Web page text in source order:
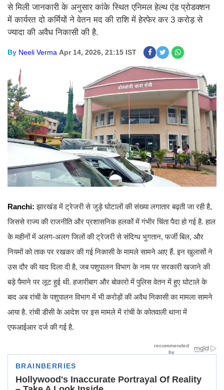
से मिली जानकारी के अनुसार कांके स्थित एनिमल हेल्थ एंड प्रोडक्शन
में कार्यरत दो कर्मियों ने वेतन मद की राशि में हेरफेर कर 3 करोड़ से
ज्यादा की अवैध निकासी की है.
By Neeli Verma Apr 14, 2026, 21:15 IST
Ranchi:झारखंड में ट्रेजरी से जुड़े घोटालों की संख्या लगातार बढ़ती जा रही है,
जिससे राज्य की राजनीति और प्रशासनिक हलकों में गंभीर चिंता पैदा हो गई है. हाल
के महीनों में अलग-अलग जिलों की ट्रेजरी से संदिग्ध भुगतान, फर्जी बिल, और
नियमों को ताक पर रखकर की गई निकासी के मामले सामने आए हैं. इन खुलासों ने
उस दौर की याद दिला दी है, जब पशुपालन विभाग के नाम पर सरकारी खजाने की
बड़े पैमाने पर लूट हुई थी. हजारीबाग और बोकारो में पुलिस वेतन में हुए घोटाले के
बाद अब रांची के पशुपालन विभाग में भी करोड़ों की अवैध निकासी का मामला सामने
आया है. रांची डीसी के आदेश पर इस मामले में रांची के कोतवाली थाना में
एफआईआर दर्ज की गई है.